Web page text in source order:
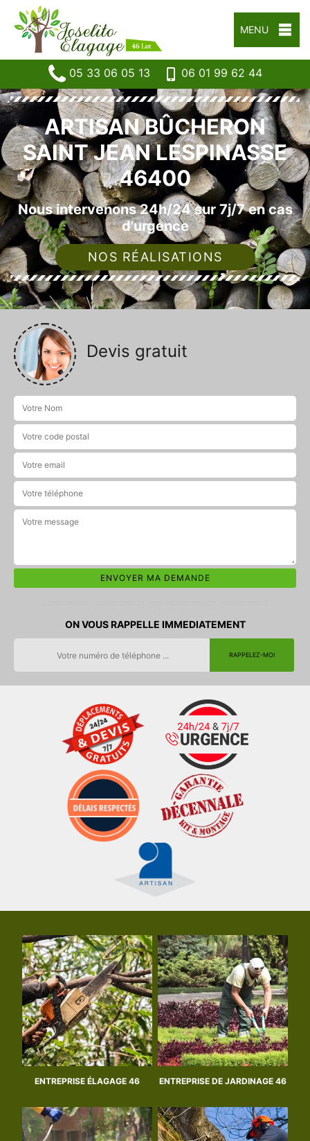
MENU
05 33 06 05 13 06 01 99 62 44
ARTISAN BÛCHERON
SAINT JEAN LESPINASSE
46400
Nous intervenons 24h/24 sur 7j/7 en cas
d'urgence
NOS RÉALISATIONS
Devis gratuit
ON VOUS RAPPELLE IMMEDIATEMENT
ENTREPRISE ÉLAGAGE 46 ENTREPRISE DE JARDINAGE 46